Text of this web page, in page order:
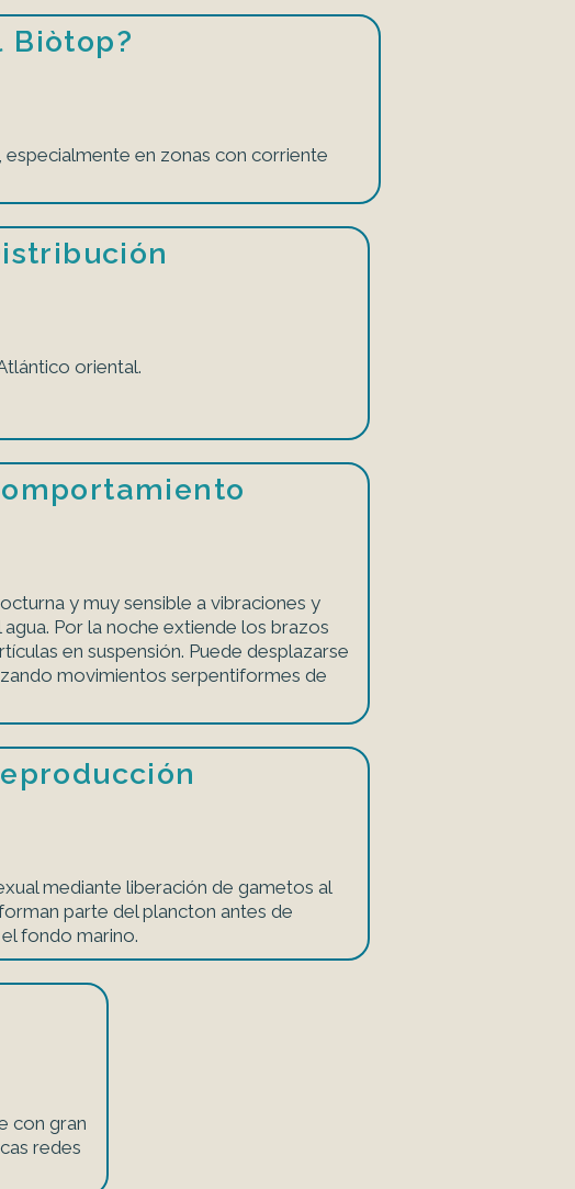
Biòtop?
en zonas con corriente
oriental.
y muy sensible a vibraciones y
Por la noche extiende los brazos
en suspensión. Puede desplazarse
movimientos serpentiformes de
mediante liberación de gametos al
parte del plancton antes de
fondo marino.
con gran
redes